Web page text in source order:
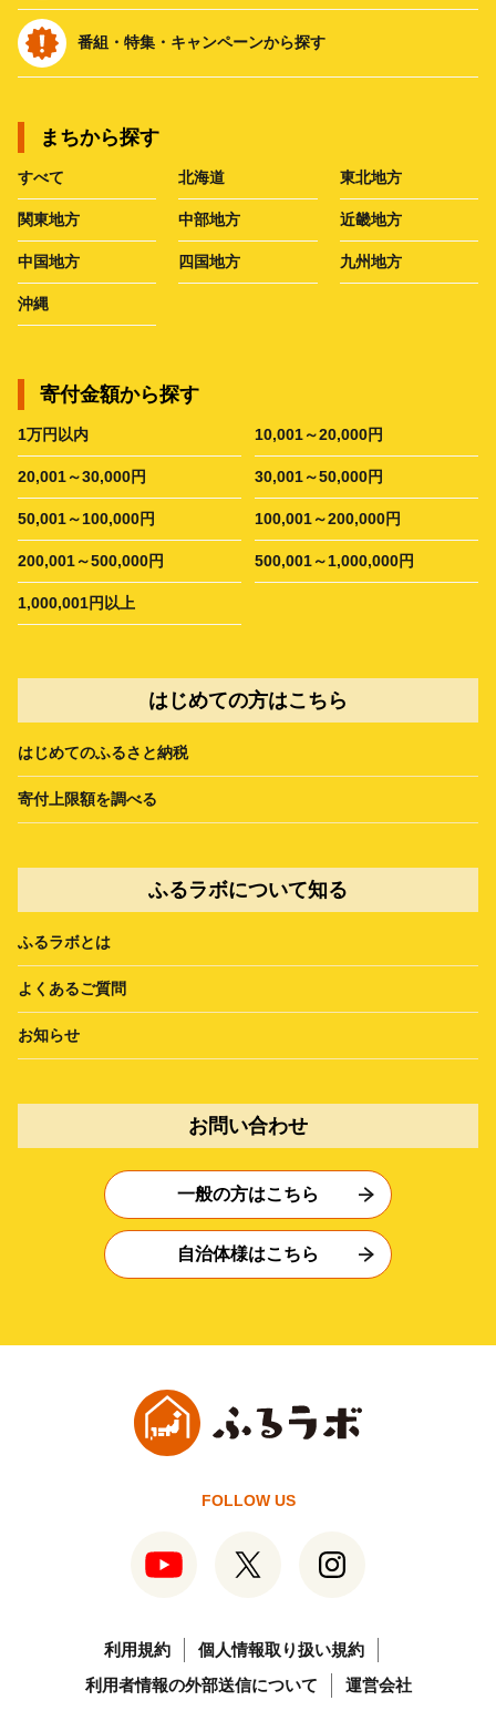
番組・特集・キャンペーンから探す
まちから探す
すべて 北海道 東北地方
関東地方 中部地方 近畿地方
中国地方 四国地方 九州地方
沖縄
寄付金額から探す
1万円以内 10,001～20,000円
20,001～30,000円 30,001～50,000円
50,001～100,000円 100,001～200,000円
200,001～500,000円 500,001～1,000,000円
1,000,001円以上
はじめての方はこちら
はじめてのふるさと納税
寄付上限額を調べる
ふるラボについて知る
ふるラボとは
よくあるご質問
お知らせ
お問い合わせ
一般の方はこちら
自治体様はこちら
FOLLOW US
利用規約
個人情報取り扱い規約
利用者情報の外部送信について
運営会社